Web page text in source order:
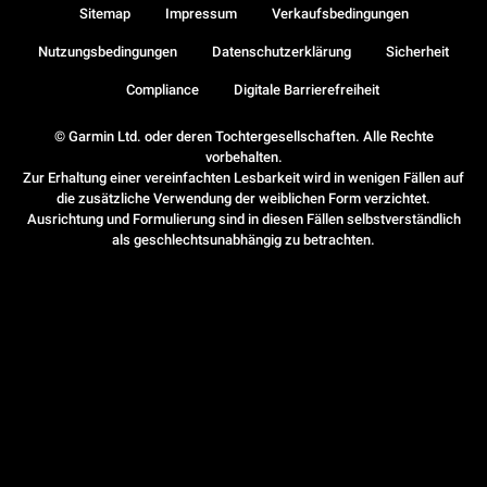
© Garmin Ltd. oder deren Tochtergesellschaften. Alle Rechte
vorbehalten.
Zur Erhaltung einer vereinfachten Lesbarkeit wird in wenigen Fällen auf
die zusätzliche Verwendung der weiblichen Form verzichtet.
Ausrichtung und Formulierung sind in diesen Fällen selbstverständlich
als geschlechtsunabhängig zu betrachten.
Sitemap Impressum Verkaufsbedingungen
Nutzungsbedingungen Datenschutzerklärung Sicherheit
Compliance Digitale Barrierefreiheit